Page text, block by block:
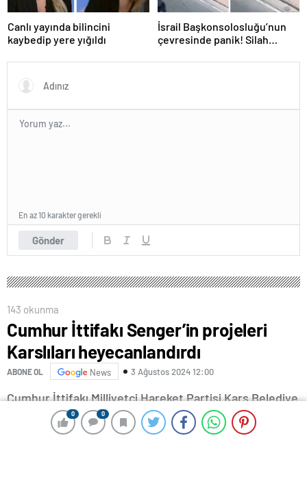
0 0
Canlı yayında bilincini
kaybedip yere yığıldı
İsrail Başkonsolosluğu’nun
çevresinde panik! Silah
açıklama geldi
Gönder
En az 10 karakter gerekli
143 okunma
Cumhur İttifakı Senger’in projeleri
Karslıları heyecanlandırdı
ABONE OL News 3 Ağustos 2024 12:00
0 0
Cumhur İttifakı Milliyetçi Hareket Partisi Kars Belediye
Başkan Adayı Prof. Dr. Ötüken Senger’in projeleri
vatandaşları heyecanlandırdı.